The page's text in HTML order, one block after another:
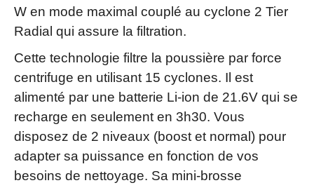
W en mode maximal couplé au cyclone 2 Tier
Radial qui assure la filtration.
Cette technologie filtre la poussière par force
centrifuge en utilisant 15 cyclones. Il est
alimenté par une batterie Li-ion de 21.6V qui se
recharge en seulement en 3h30. Vous
disposez de 2 niveaux (boost et normal) pour
adapter sa puissance en fonction de vos
besoins de nettoyage. Sa mini-brosse